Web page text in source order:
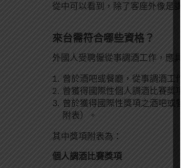
從中可以看到，除了客座外像是講
來台需符合哪些資格？
外國人受聘僱從事調酒工作，應具
曾於酒吧或餐廳，從事調酒工作2
曾獲得國際性個人調酒比賽獎項
曾於獲得國際性獎項之酒吧或餐
附表）。
其中獎項附表為：
個人調酒比賽獎項